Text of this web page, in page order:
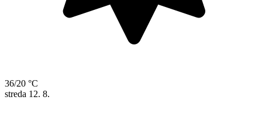
36/20 °C
streda 12. 8.